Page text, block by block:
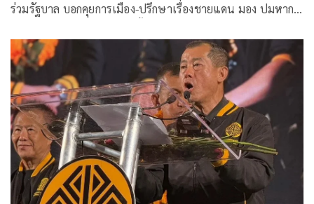
ร่วมรัฐบาล บอกคุยการเมือง-ปรึกษาเรื่องชายแดน มอง ปมหาก
จริงจะได้ปรากฏ